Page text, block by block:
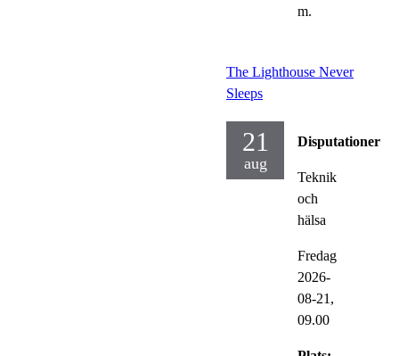
m.
The Lighthouse Never
Sleeps
21
aug
Disputationer
Teknik
och
hälsa
Fredag
2026-
08-21,
09.00